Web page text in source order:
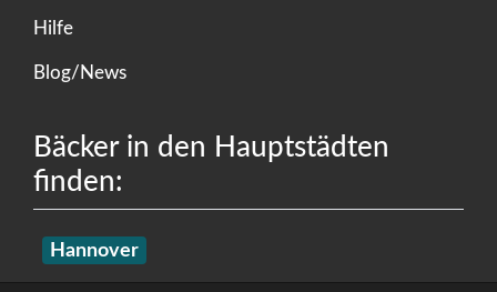
Hilfe
Blog/News
Bäcker in den Hauptstädten
finden:
Hannover